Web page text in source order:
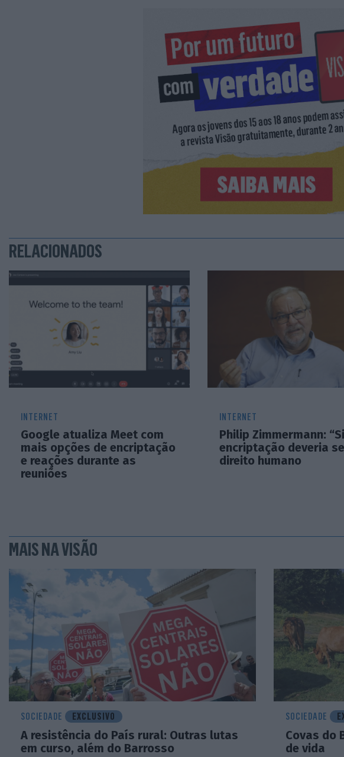
RELACIONADOS
INTERNET
Google atualiza Meet com
mais opções de encriptação
e reações durante as
reuniões
INTERNET
Philip Zimmermann:
encriptação deveria
direito humano
MAIS NA VISÃO
SOCIEDADE EXCLUSIVO
A resistência do País rural: Outras lutas
em curso, além do Barrosso
SOCIEDADE
Covas do
de vida